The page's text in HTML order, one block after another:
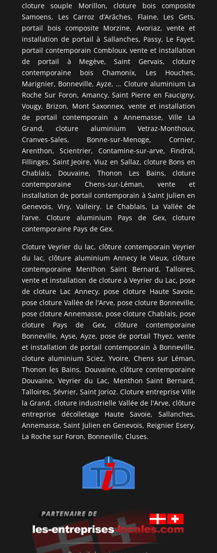
cloture souple Morillon, cloture bois composite
Samoens, Les Carroz d’Arâches, Flaine, Les Gets,
portail bois composite Morzine, Avoriaz, vente et
installation de portail à Sallanches, Passy, Le Fayet,
portail contemporain Combloux, vente et installation
de portail à Megève, Saint Gervais, cloture
contemporaine bois Chamonix, Les Houches,
Marignier, Bonneville, Ayze, … Cloture aluminium La
Roche Sur Foron, Amancy, Saint Pierre en Faucigny,
Vougy, Brizon, Mont Saxonnex, vente et installation
de portail contemporain a Annemasse, Ville La
Grand, cloture aluminium Vetraz-Monthoux,
Cranves-Sales, Bonne-sur-Menoge, Cornier,
Arenthon, Scientrier, Contamine-sur-arve, Findrol,
Fillinges, Saint Jeoire, Viuz en Sallaz, cloture Bons en
Chablais, Douvaine, Thonon Les Bains, cloture
contemporaine Chens-sur-Léman, vente et
installation de portail contemporain à Saint Julien en
Genevois, Viry, Valleiry. Le Chablais, La Vallée de
l’arve. Cloture aluminium Pays de Gex, cloture
contemporaine Pays de Gex.
Cloture Veyrier du lac, clôture contemporain Veyrier
du lac, clôture aluminium Annecy le Vieux, clôture
contemporaine Menthon Saint Bernard, Talloires,
vente et installation de cloture à Veyrier du Lac, pose
de cloture Lac Annecy, pose cloture Haute Savoie,
pose cloture Vallée de l'Arve, pose cloture Bonneville,
pose cloture Annemasse, pose cloture Chablais, pose
cloture Pays de Gex, clôture contemporaine
Bonneville, Ayse, Ayze, pose de portail Thyez, vente
et installation de portail contemporain à Bonneville,
cloture aluminium Sciez, Yvoire, Chens sur Léman,
Thonon les Bains, Douvaine, clôture contemporaine
Douvaine, Veyrier du Lac, Menthon Saint Bernard,
Talloires, Sévrier, Saint Jorioz. Cloture entreprise Ville
la Grand, cloture industrielle Vallée de l'Arve, clôture
entreprise décolletage Haute Savoie, Sallanches,
Annemasse, Saint Julien en Genevois, Reignier Esery,
La Roche sur Foron, Bonneville, Cluses.